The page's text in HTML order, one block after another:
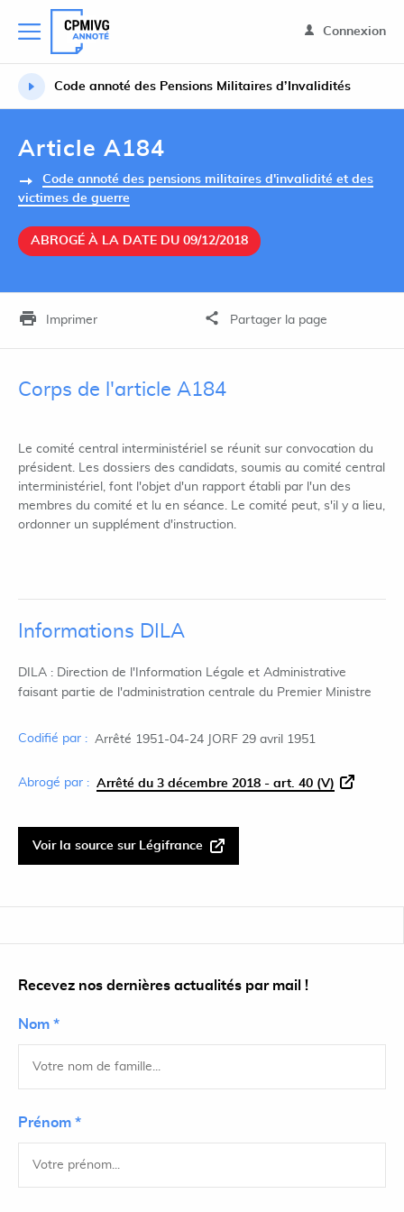
Connexion
Code annoté des Pensions Militaires d’Invalidités
Article A184
Code annoté des pensions militaires d'invalidité et des
victimes de guerre
ABROGÉ À LA DATE DU 09/12/2018
Imprimer Partager la page
Corps de l'article A184
Le comité central interministériel se réunit sur convocation du
président. Les dossiers des candidats, soumis au comité central
interministériel, font l'objet d'un rapport établi par l'un des
membres du comité et lu en séance. Le comité peut, s'il y a lieu,
ordonner un supplément d'instruction.
Informations DILA
DILA : Direction de l'Information Légale et Administrative
faisant partie de l'administration centrale du Premier Ministre
Codifié par : Arrêté 1951-04-24 JORF 29 avril 1951
Abrogé par : Arrêté du 3 décembre 2018 - art. 40 (V)
Voir la source sur Légifrance
Recevez nos dernières actualités par mail !
Nom *
Prénom *